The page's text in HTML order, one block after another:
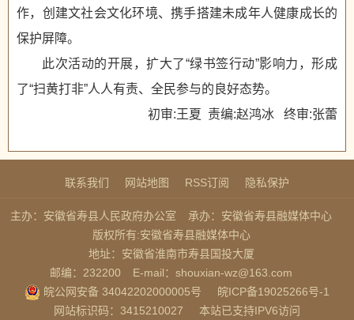
作，创建文社会文化环境、携手搭建未成年人健康成长的
保护屏障。
此次活动的开展，扩大了“绿书签行动”影响力，形成
了“扫黄打非”人人有责、全民参与的良好态势。
初审:王夏 责编:赵鸿冰 终审:张蕾
联系我们 网站地图 RSS订阅 隐私保护
主办：安徽省寿县人民政府办公室
承办：安徽省寿县融媒体中心
版权所有:安徽省寿县融媒体中心
地址：安徽省淮南市寿县国投大厦
邮编：232200
E-mail：shouxian-wz@163.com
皖公网安备 34042202000005号
皖ICP备19025266号-1
网站标识码：3415210027
本站已支持IPV6访问